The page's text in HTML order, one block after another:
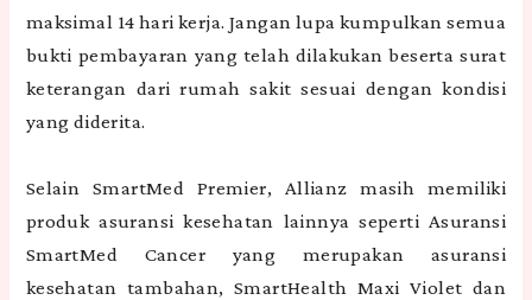
maksimal 14 hari kerja. Jangan lupa kumpulkan semua
bukti pembayaran yang telah dilakukan beserta surat
keterangan dari rumah sakit sesuai dengan kondisi
yang diderita.
Selain SmartMed Premier, Allianz masih memiliki
produk asuransi kesehatan lainnya seperti Asuransi
SmartMed Cancer yang merupakan asuransi
kesehatan tambahan, SmartHealth Maxi Violet dan